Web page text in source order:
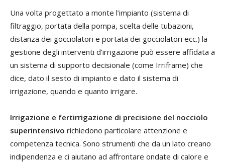
Una volta progettato a monte l’impianto (sistema di
filtraggio, portata della pompa, scelta delle tubazioni,
distanza dei gocciolatori e portata dei gocciolatori ecc.) la
gestione degli interventi d’irrigazione può essere affidata a
un sistema di supporto decisionale (come Irriframe) che
dice, dato il sesto di impianto e dato il sistema di
irrigazione, quando e quanto irrigare.
Irrigazione e fertirrigazione di precisione del nocciolo
superintensivo richiedono particolare attenzione e
competenza tecnica. Sono strumenti che da un lato creano
indipendenza e ci aiutano ad affrontare ondate di calore e